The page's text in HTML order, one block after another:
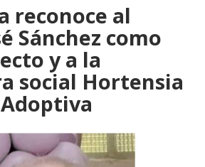
reconoce al
Sánchez como
y a la
social Hortensia